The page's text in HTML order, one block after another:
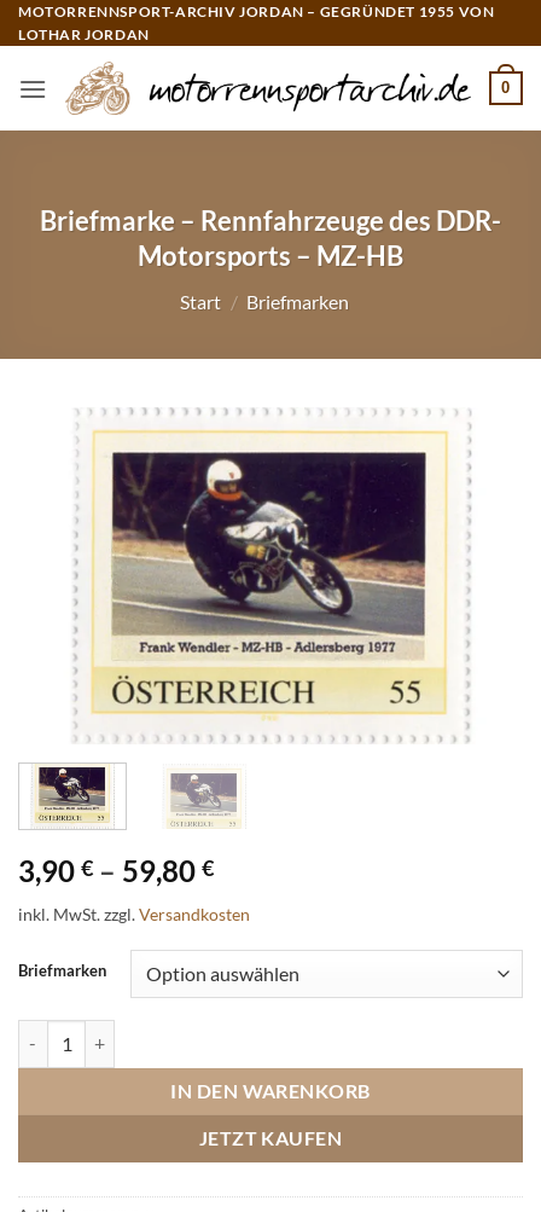
Zum
Inhalt
MOTORRENNSPORT-ARCHIV JORDAN – GEGRÜNDET 1955 VON
LOTHAR JORDAN
0
Briefmarke – Rennfahrzeuge des DDR-
Motorsports – MZ-HB
Start / Briefmarken
3,90 € – 59,80 €
inkl. MwSt.zzgl.Versandkosten
Briefmarken
IN DEN WARENKORB
JETZT KAUFEN